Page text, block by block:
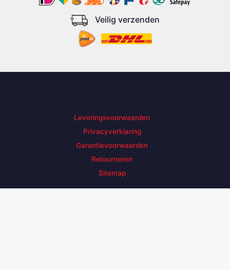
Veilig verzenden
Leveringsvoorwaarden
Privacyverklaring
Garantievoorwaarden
Retourneren
Sitemap